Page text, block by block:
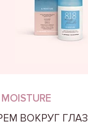
ВОКРУГ ГЛАЗ